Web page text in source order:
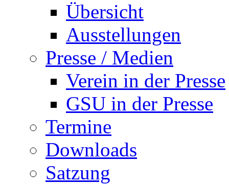
Übersicht
Ausstellungen
Presse / Medien
Verein in der Presse
GSU in der Presse
Termine
Downloads
Satzung